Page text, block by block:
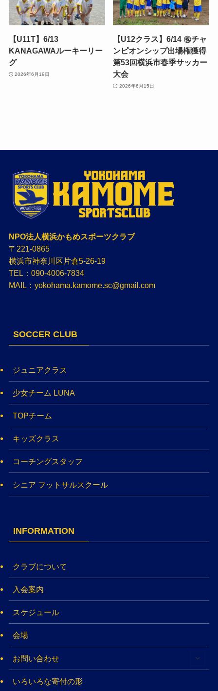
【U11T】6/13
KANAGAWAルーキーリー
グ
2026年6月19日
【U12クラス】6/14 ㊗️チャ
ンピオンシップ出場権獲得
第53回横浜市春季サッカー
大会
2026年6月15日
NPO法人横浜かもめスポーツクラブ
〒221-0865
横浜市神奈川区片倉5-26-19
TEL：090-4006-7834
MAIL：yokohama.kamome.sc@gmail.com
SOCCER CLUB
ジュニアクラス
少女チーム LUNA
TOPチーム
キッズクラス
コーチングスタッフ
シニア フットサルスクール
INFORMATION
クラブについて
入会案内
スケジュール
会場
お問い合わせ
いろいろな寄付の形